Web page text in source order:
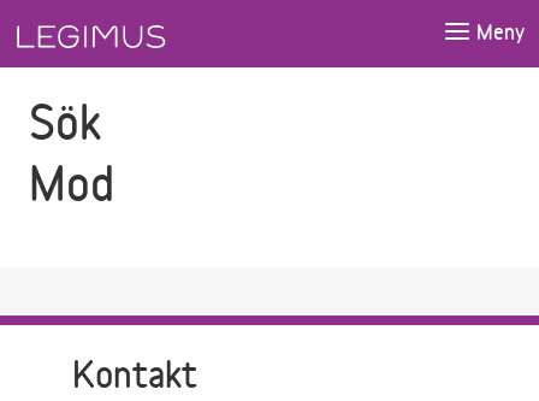
Meny
Sök
Mod
Kontakt